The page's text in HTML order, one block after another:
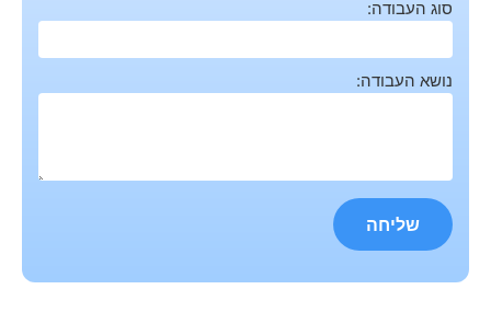
סוג העבודה:
נושא העבודה: